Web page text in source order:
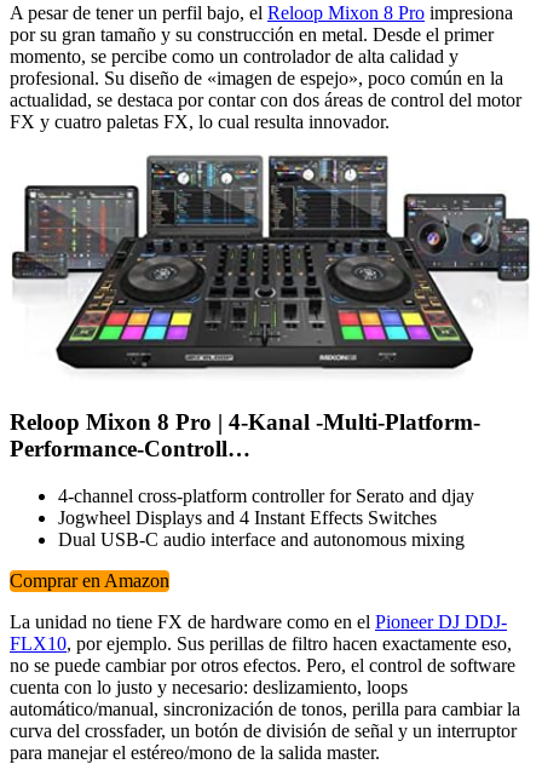
A pesar de tener un perfil bajo, el Reloop Mixon 8 Pro impresiona
por su gran tamaño y su construcción en metal. Desde el primer
momento, se percibe como un controlador de alta calidad y
profesional. Su diseño de «imagen de espejo», poco común en la
actualidad, se destaca por contar con dos áreas de control del motor
FX y cuatro paletas FX, lo cual resulta innovador.
Reloop Mixon 8 Pro | 4-Kanal -Multi-Platform-
Performance-Controll…
4-channel cross-platform controller for Serato and djay
Jogwheel Displays and 4 Instant Effects Switches
Dual USB-C audio interface and autonomous mixing
Comprar en Amazon
La unidad no tiene FX de hardware como en el Pioneer DJ DDJ-
FLX10, por ejemplo. Sus perillas de filtro hacen exactamente eso,
no se puede cambiar por otros efectos. Pero, el control de software
cuenta con lo justo y necesario: deslizamiento, loops
automático/manual, sincronización de tonos, perilla para cambiar la
curva del crossfader, un botón de división de señal y un interruptor
para manejar el estéreo/mono de la salida master.